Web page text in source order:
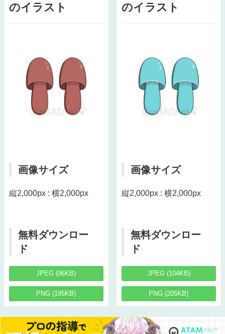
のイラスト
画像サイズ
縦2,000px : 横2,000px
無料ダウンロー
ド
JPEG (96KB)
PNG (195KB)
のイラスト
画像サイズ
縦2,000px : 横2,000px
無料ダウンロー
ド
JPEG (104KB)
PNG (205KB)